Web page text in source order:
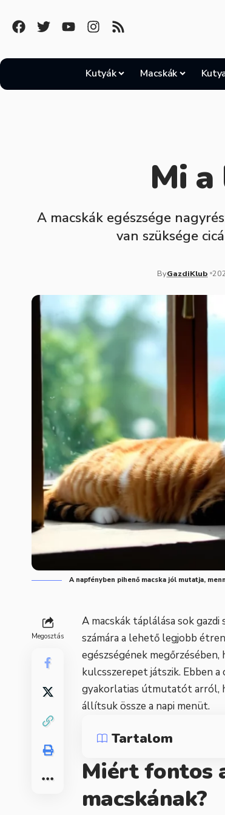
Kutyák Macskák
Mi
A macskák egészsége
van szüksége
ByGazdiKlub
A napfényben pihenő macska jól mutatja,
Megosztás
A macskák táplálása sok
számára a lehető legjobb
egészségének
kulcsszerepet játszik. Ebben
gyakorlatias útmutatót arról,
állítsuk össze a napi menüt.
Tartalom
Miért fontos
macskának?